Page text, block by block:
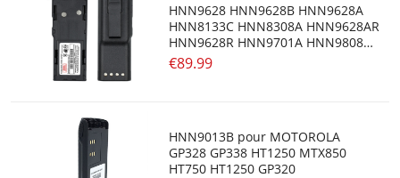
HNN9628 HNN9628B HNN9628A
HNN8133C HNN8308A HNN9628AR
HNN9628R HNN9701A HNN9808B
pour Motorola GP-300 PTX600
MTX638 LTS2000
€89.99
HNN9013B pour MOTOROLA
GP328 GP338 HT1250 MTX850
HT750 HT1250 GP320